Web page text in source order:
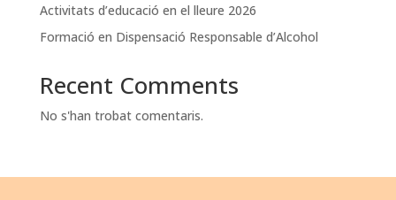
Activitats d’educació en el lleure 2026
Formació en Dispensació Responsable d’Alcohol
Recent Comments
No s'han trobat comentaris.